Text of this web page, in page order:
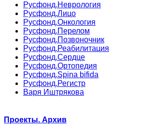
Русфонд.Неврология
Русфонд.Лицо
Русфонд.Онкология
Русфонд.Перелом
Русфонд.Позвоночник
Русфонд.Реабилитация
Русфонд.Сердце
Русфонд.Ортопедия
Русфонд.Spina bifida
Русфонд.Регистр
Варя Иштрякова
Проекты. Архив